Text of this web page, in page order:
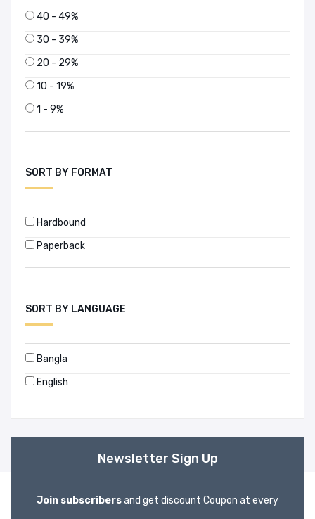
40 - 49%
30 - 39%
20 - 29%
10 - 19%
1 - 9%
SORT BY FORMAT
Hardbound
Paperback
SORT BY LANGUAGE
Bangla
English
Newsletter Sign Up
Join subscribersand get discount Coupon at every